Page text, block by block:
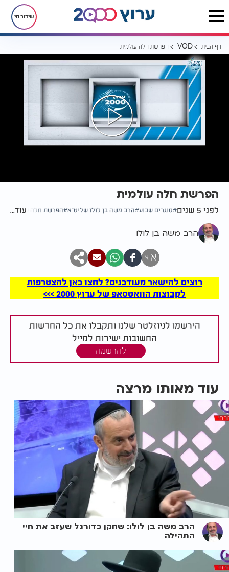
שידור חי
דף הבית VOD הפרשת חלה עולמית
הפרשת חלה עולמית
לפני 5 שנים סוגרים שבוע הרב משה בן לולו שליט"א הפרשת חלה עולמית
עוד...
הרב משה בן לולו
א א
רוצים להישאר מעודכנים? לחצו כאן להצטרפות
לקבוצות הוואטסאפ של ערוץ 2000 >>>
הירשמו לניוזלטר שלנו ותקבלו את כל החדשות
החשובות ישירות למייל
להרשמה
עוד מאותו מרצה
הרב משה בן לולו: שחקן כדורגל שעזב את חיי
התהילה